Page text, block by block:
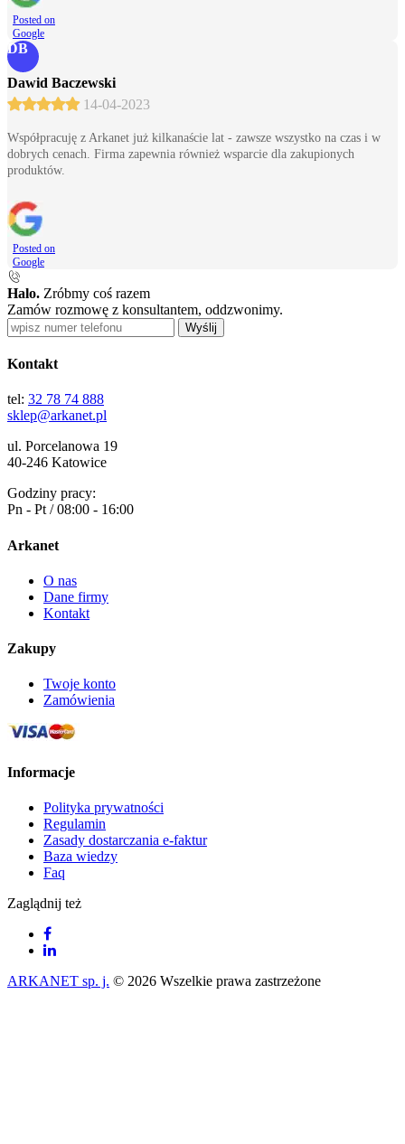
Posted on
Google
DB
Dawid Baczewski
14-04-2023
Współpracuję z Arkanet już kilkanaście lat - zawsze wszystko na czas i w
dobrych cenach. Firma zapewnia również wsparcie dla zakupionych
produktów.
Posted on
Google
Halo. Zróbmy coś razem
Zamów rozmowę z konsultantem, oddzwonimy.
Wyślij
Kontakt
tel: 32 78 74 888
sklep@arkanet.pl
ul. Porcelanowa 19
40-246 Katowice
Godziny pracy:
Pn - Pt / 08:00 - 16:00
Arkanet
O nas
Dane firmy
Kontakt
Zakupy
Twoje konto
Zamówienia
Informacje
Polityka prywatności
Regulamin
Zasady dostarczania e-faktur
Baza wiedzy
Faq
Zaglądnij też
ARKANET sp. j. © 2026 Wszelkie prawa zastrzeżone